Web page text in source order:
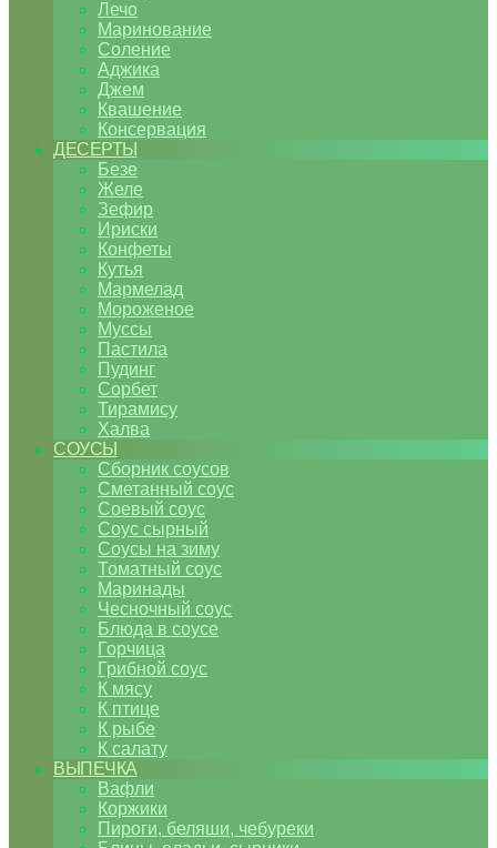
Лечо
Маринование
Соление
Аджика
Джем
Квашение
Консервация
ДЕСЕРТЫ
Безе
Желе
Зефир
Ириски
Конфеты
Кутья
Мармелад
Мороженое
Муссы
Пастила
Пудинг
Сорбет
Тирамису
Халва
СОУСЫ
Сборник соусов
Сметанный соус
Соевый соус
Соус сырный
Соусы на зиму
Томатный соус
Маринады
Чесночный соус
Блюда в соусе
Горчица
Грибной соус
К мясу
К птице
К рыбе
К салату
ВЫПЕЧКА
Вафли
Коржики
Пироги, беляши, чебуреки